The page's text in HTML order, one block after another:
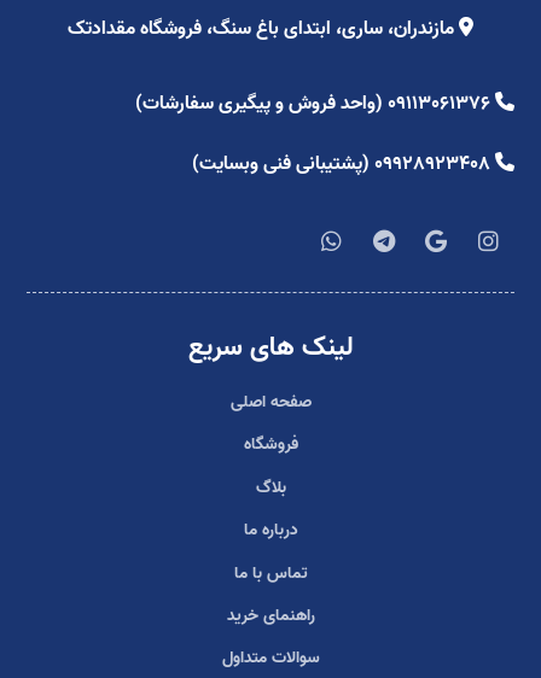
لینک های سریع
صفحه اصلی
فروشگاه
بلاگ
درباره ما
تماس با ما
راهنمای خرید
سوالات متداول
مازندران، ساری، ابتدای باغ سنگ، فروشگاه مقدادتک
09113061376 (واحد فروش و پیگیری سفارشات)
09928923408 (پشتیبانی فنی وبسایت)